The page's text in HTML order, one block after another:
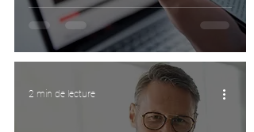
2 min de lecture